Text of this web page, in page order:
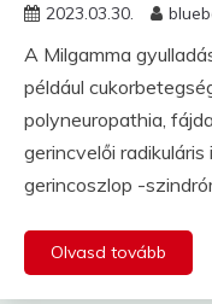
2023.03.30.
A Milgamma
például
polyneuropathia,
gerincvelői
gerincoszlop -
Olvasd tovább